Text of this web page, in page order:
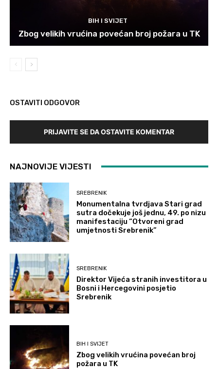
BIH I SVIJET
Zbog velikih vrućina povećan broj požara u TK
OSTAVITI ODGOVOR
PRIJAVITE SE DA OSTAVITE KOMENTAR
NAJNOVIJE VIJESTI
SREBRENIK
Monumentalna tvrdjava Stari grad
sutra dočekuje još jednu, 49. po nizu
manifestaciju “Otvoreni grad
umjetnosti Srebrenik”
SREBRENIK
Direktor Vijeća stranih investitora u
Bosni i Hercegovini posjetio
Srebrenik
BIH I SVIJET
Zbog velikih vrućina povećan broj
požara u TK